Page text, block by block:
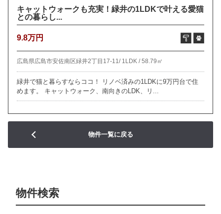
キャットウォークも充実！緑井の1LDKで叶える愛猫
との暮らし...
9.8万円
広島県広島市安佐南区緑井2丁目17-11/ 1LDK /58.79㎡
緑井で猫と暮らすならココ！ リノベ済みの1LDKに9万円台で住
めます。 キャットウォーク、南向きのLDK、リ...
物件一覧に戻る
物件検索